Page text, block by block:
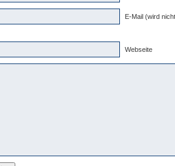
E-Mail (wird
Webseite